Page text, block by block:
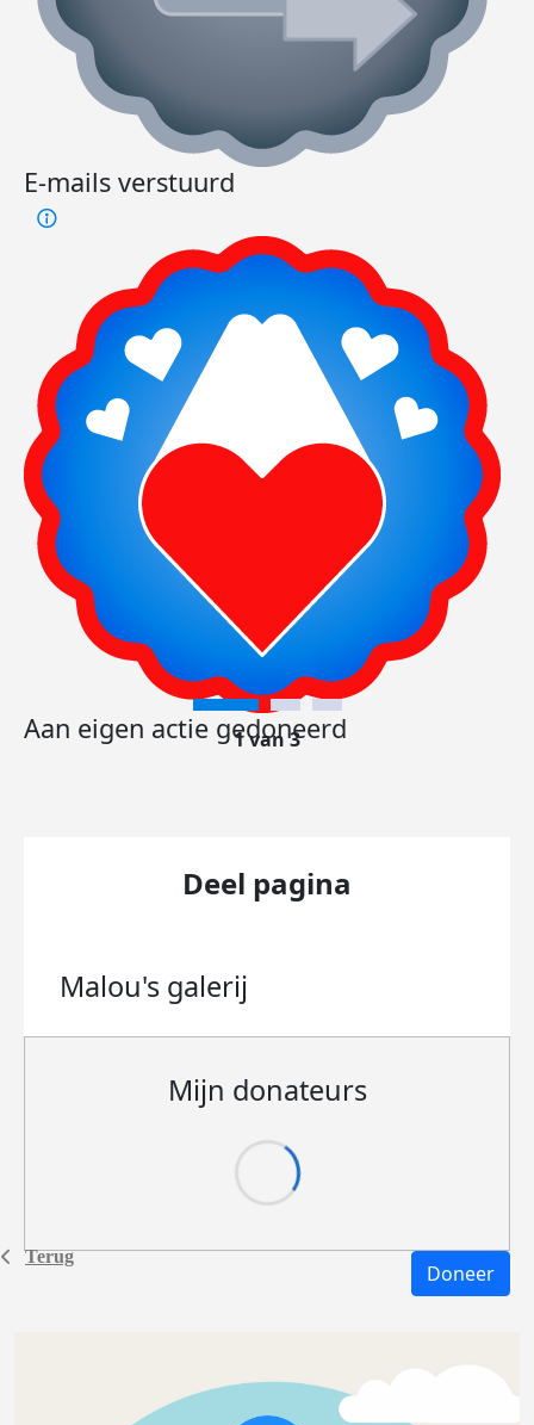
Terug
E-mails verstuurd
Aan eigen actie gedoneerd
1 van 3
Deel pagina
Malou's galerij
Mijn donateurs
Doneer